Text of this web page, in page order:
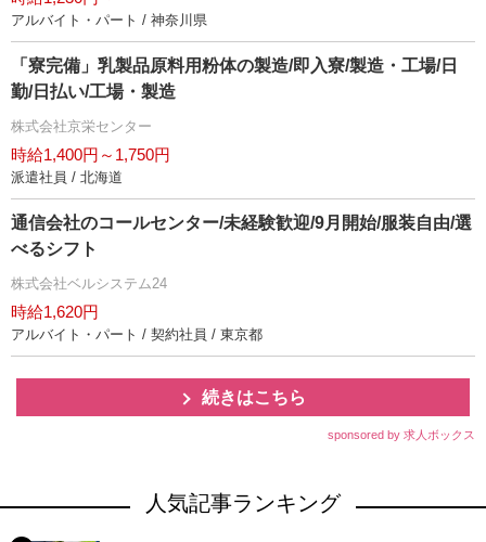
アルバイト・パート / 神奈川県
「寮完備」乳製品原料用粉体の製造/即入寮/製造・工場/日
勤/日払い/工場・製造
株式会社京栄センター
時給1,400円～1,750円
派遣社員 / 北海道
通信会社のコールセンター/未経験歓迎/9月開始/服装自由/選
べるシフト
株式会社ベルシステム24
時給1,620円
アルバイト・パート / 契約社員 / 東京都
続きはこちら
sponsored by 求人ボックス
人気記事ランキング